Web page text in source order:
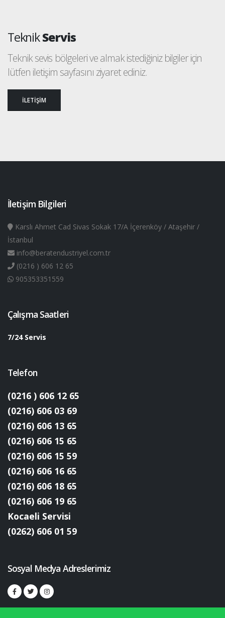
TeknikServis
Teknik sevis bölgeleri ve almak istediğiniz bilgiler için
lütfen iletişim sayfasını ziyaret ediniz.
İLETİŞİM
İletişim Bilgileri
Karslı Ahmet Cad Sivas Sokak 17/A İçerenköy / Ataşehir /
İstanbul
info@beratendustriyel.com.tr
(0216 ) 606 12 65
905353351559
Çalışma Saatleri
7/24 Servis
Telefon
(0216 ) 606 12 65
(0216) 606 03 69
(0216) 606 13 65
(0216) 606 15 65
(0216) 606 15 59
(0216) 606 16 65
(0216) 606 18 65
(0216) 606 19 65
Kocaeli Servisi
(0262) 606 01 59
Sosyal Medya Adreslerimiz